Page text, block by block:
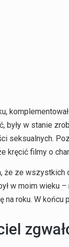
były w stanie
seksualnych.
kręcić filmy o
że ze wszystkich
w moim wieku
na roku. W końcu